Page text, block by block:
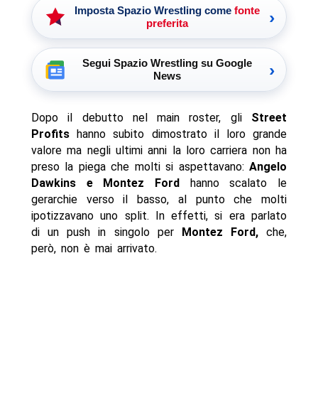
Imposta Spazio Wrestling come fonte
preferita
›
Segui Spazio Wrestling su Google
News
›
Dopo il debutto nel main roster, gliStreet
Profitshanno subito dimostrato il loro grande
valore ma negli ultimi anni la loro carriera non ha
preso la piega che molti si aspettavano:Angelo
Dawkins e Montez Ford
hanno scalato le
gerarchie verso il basso, al punto che molti
ipotizzavano uno split. In effetti, si era parlato
di un push in singolo per
Montez Ford,che,
però, non è mai arrivato.